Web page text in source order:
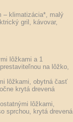
– klimatizácia*, malý
gril, kávovar,
lôžkami a 1
na lôžko,
lôžkami, obytná časť
krytá drevená
lôžkami,
sprchou, krytá drevená